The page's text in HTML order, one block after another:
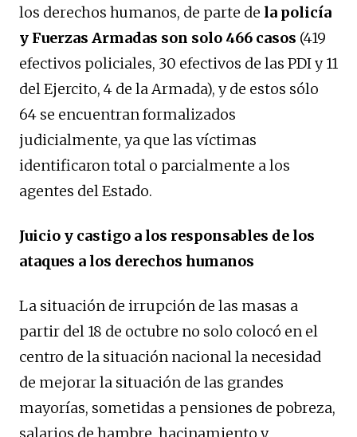
los derechos humanos, de parte de la policía
y Fuerzas Armadas son solo 466 casos (419
efectivos policiales, 30 efectivos de las PDI y 11
del Ejercito, 4 de la Armada), y de estos sólo
64 se encuentran formalizados
judicialmente, ya que las víctimas
identificaron total o parcialmente a los
agentes del Estado.
Juicio y castigo a los responsables de los
ataques a los derechos humanos
La situación de irrupción de las masas a
partir del 18 de octubre no solo colocó en el
centro de la situación nacional la necesidad
de mejorar la situación de las grandes
mayorías, sometidas a pensiones de pobreza,
salarios de hambre, hacinamiento y